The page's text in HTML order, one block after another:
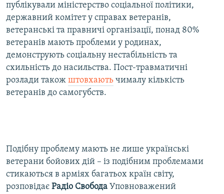
публікували міністерство соціальної політики,
державний комітет у справах ветеранів,
ветеранські та правничі організації, понад 80%
ветеранів мають проблеми у родинах,
демонструють соціальну нестабільність та
схильність до насильства. Пост-травматичні
розлади також штовхають чималу кількість
ветеранів до самогубств.
Подібну проблему мають не лише українські
ветерани бойових дій – із подібним проблемами
стикаються в арміях багатьох країн світу,
розповідає Радіо Свобода Уповноважений